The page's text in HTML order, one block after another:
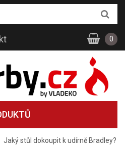
Jaký stůl dokoupit k udírně Bradley?
0